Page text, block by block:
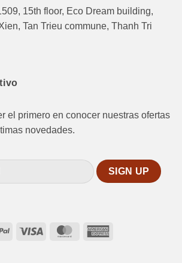
15th floor, Eco Dream building,
Tan Trieu commune, Thanh Tri
el primero en conocer nuestras ofertas
novedades.
PayPal Visa MasterCard